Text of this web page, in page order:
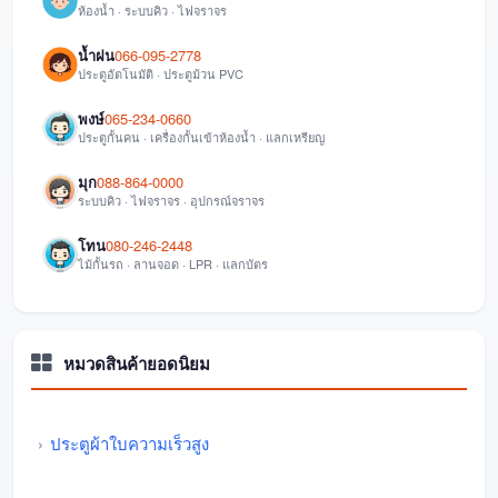
ห้องน้ำ · ระบบคิว · ไฟจราจร
น้ำฝน066-095-2778
ประตูอัตโนมัติ · ประตูม้วน PVC
พงษ์065-234-0660
ประตูกั้นคน · เครื่องกั้นเข้าห้องน้ำ · แลกเหรียญ
มุก088-864-0000
ระบบคิว · ไฟจราจร · อุปกรณ์จราจร
โทน080-246-2448
ไม้กั้นรถ · ลานจอด · LPR · แลกบัตร
หมวดสินค้ายอดนิยม
ประตูผ้าใบความเร็วสูง